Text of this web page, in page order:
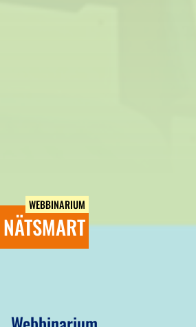
WEBBINARIUM
NÄTSMART